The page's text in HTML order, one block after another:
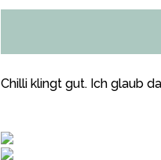
Chilli klingt gut. Ich glaub